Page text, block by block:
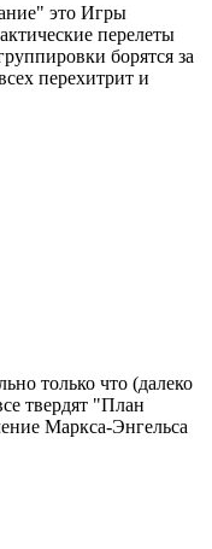
это Игры
перелеты
борятся за
перехитрит и
только что (далеко
твердят "План
Маркса-Энгельса